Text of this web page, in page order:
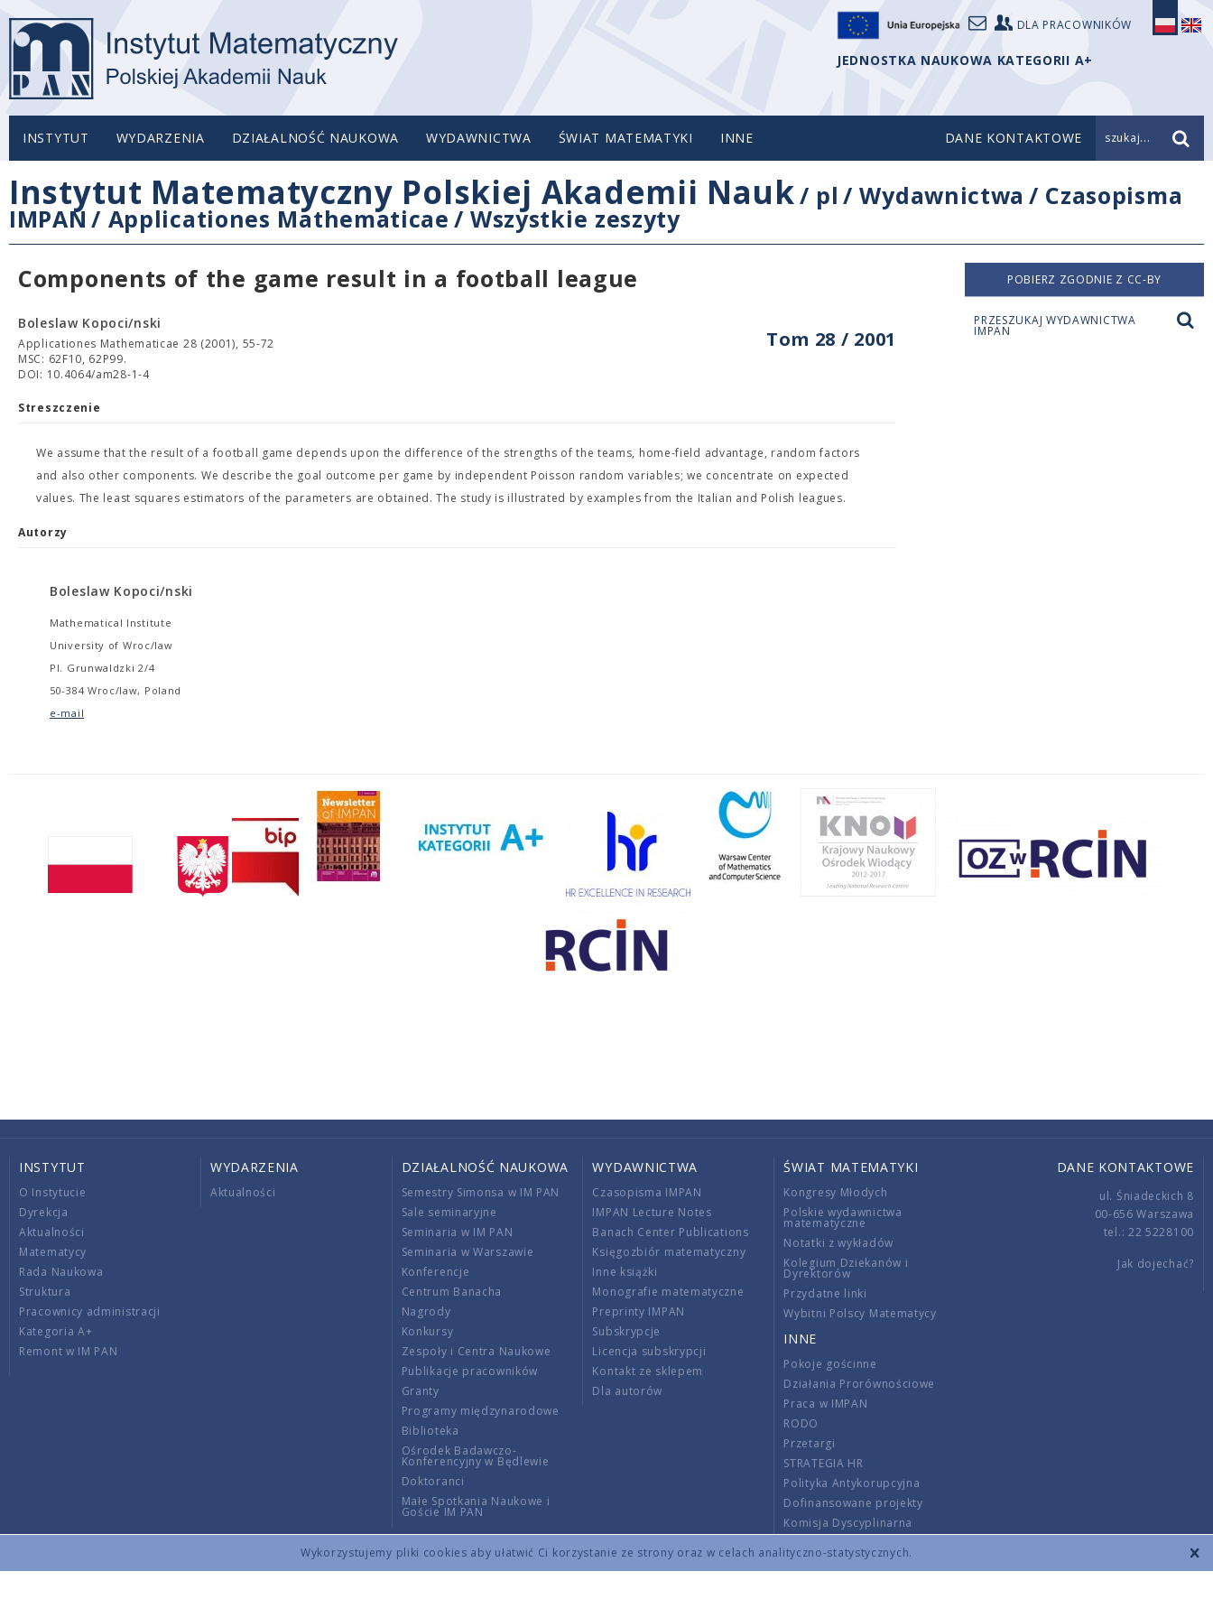
Wykorzystujemy pliki cookies aby ułatwić Ci korzystanie ze strony oraz w celach analityczno-statystycznych.
DLA PRACOWNIKÓW
JEDNOSTKA NAUKOWA KATEGORII A+
INSTYTUT WYDARZENIA DZIAŁALNOŚĆ NAUKOWA WYDAWNICTWA ŚWIAT MATEMATYKI INNE DANE KONTAKTOWE szukaj...
Instytut Matematyczny Polskiej Akademii Nauk/ pl /Wydawnictwa / Czasopisma
IMPAN / Applicationes Mathematicae / Wszystkie zeszyty
Components of the game result in a football league
Tom 28 / 2001
Boleslaw Kopoci/nski
Applicationes Mathematicae 28 (2001), 55-72
MSC: 62F10, 62P99.
DOI: 10.4064/am28-1-4
Streszczenie
We assume that the result of a football game depends upon the difference of the strengths of the teams, home-field advantage, random factors
and also other components. We describe the goal outcome per game by independent Poisson random variables; we concentrate on expected
values. The least squares estimators of the parameters are obtained. The study is illustrated by examples from the Italian and Polish leagues.
Autorzy
Boleslaw Kopoci/nski
Mathematical Institute
University of Wroc/law
Pl. Grunwaldzki 2/4
50-384 Wroc/law, Poland
e-mail
POBIERZ ZGODNIE Z CC-BY
PRZESZUKAJ WYDAWNICTWA
IMPAN
INSTYTUT
O Instytucie
Dyrekcja
Aktualności
Matematycy
Rada Naukowa
Struktura
Pracownicy administracji
Kategoria A+
Remont w IM PAN
WYDARZENIA
Aktualności
DZIAŁALNOŚĆ NAUKOWA
Semestry Simonsa w IM PAN
Sale seminaryjne
Seminaria w IM PAN
Seminaria w Warszawie
Konferencje
Centrum Banacha
Nagrody
Konkursy
Zespoły i Centra Naukowe
Publikacje pracowników
Granty
Programy międzynarodowe
Biblioteka
Ośrodek Badawczo-
Konferencyjny w Będlewie
Doktoranci
Małe Spotkania Naukowe i
Goście IM PAN
WYDAWNICTWA
Czasopisma IMPAN
IMPAN Lecture Notes
Banach Center Publications
Księgozbiór matematyczny
Inne książki
Monografie matematyczne
Preprinty IMPAN
Subskrypcje
Licencja subskrypcji
Kontakt ze sklepem
Dla autorów
ŚWIAT MATEMATYKI
Kongresy Młodych
Polskie wydawnictwa
matematyczne
Notatki z wykładów
Kolegium Dziekanów i
Dyrektorów
Przydatne linki
Wybitni Polscy Matematycy
INNE
Pokoje gościnne
Działania Prorównościowe
Praca w IMPAN
RODO
Przetargi
STRATEGIA HR
Polityka Antykorupcyjna
Dofinansowane projekty
Komisja Dyscyplinarna
Wnoszenie opłat
DANE KONTAKTOWE
ul. Śniadeckich 8
00-656 Warszawa
tel.: 22 5228100
Jak dojechać?